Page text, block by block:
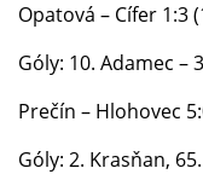
Opatová – Cífer 1:3
Góly: 10. Adamec –
Prečín – Hlohovec
Góly: 2. Krasňan,